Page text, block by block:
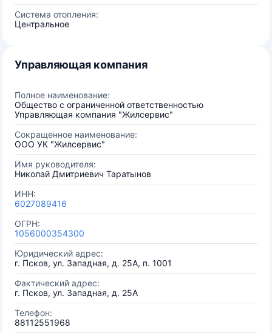
Система отопления:
Центральное
Управляющая компания
Полное наименование:
Общество с ограниченной ответственностью
Управляющая компания "Жилсервис"
Сокращенное наименование:
ООО УК "Жилсервис"
Имя руководителя:
Николай Дмитриевич Таратынов
ИНН:
6027089416
ОГРН:
1056000354300
Юридический адрес:
г. Псков, ул. Западная, д. 25А, п. 1001
Фактический адрес:
г. Псков, ул. Западная, д. 25А
Телефон:
88112551968